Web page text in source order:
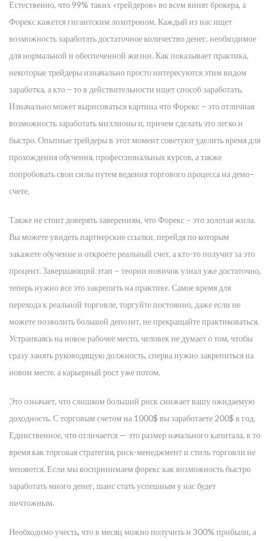
Естественно, что 99% таких «трейдеров» во всем винят брокера, а
Форекс кажется гигантским лохотроном. Каждый из нас ищет
возможность заработать достаточное количество денег, необходимое
для нормальной и обеспеченной жизни. Как показывает практика,
некоторые трейдеры изначально просто интересуются этим видом
заработка, а кто – то в действительности ищет способ заработать.
Изначально может вырисоваться картина что Форекс – это отличная
возможность заработать миллионы и, причем сделать это легко и
быстро. Опытные трейдеры в этот момент советуют уделить время для
прохождения обучения, профессиональных курсов, а также
попробовать свои силы путем ведения торгового процесса на демо–
счете.
Также не стоит доверять заверениям, что Форекс – это золотая жила.
Вы можете увидеть партнерские ссылки, перейдя по которым
закажете обучение и откроете реальный счет, а кто-то получит за это
процент. Завершающий этап – теории новичок узнал уже достаточно,
теперь нужно все это закрепить на практике. Самое время для
перехода к реальной торговле, торгуйте постоянно, даже если не
можете позволить большой депозит, не прекращайте практиковаться.
Устраиваясь на новое рабочее место, человек не думает о том, чтобы
сразу занять руководящую должность, сперва нужно закрепиться на
новом месте, а карьерный рост уже потом.
Это означает, что слишком больший риск снижает вашу ожидаемую
доходность. С торговым счетом на 1000$ вы заработаете 200$ в год.
Единственное, что отличается — это размер начального капитала, в то
время как торговая стратегия, риск-менеджмент и стиль торговли не
меняются. Если мы воспринимаем форекс как возможность быстро
заработать много денег, шанс стать успешным у нас будет
ничтожным.
Необходимо учесть, что в месяц можно получить и 300% прибыли, а